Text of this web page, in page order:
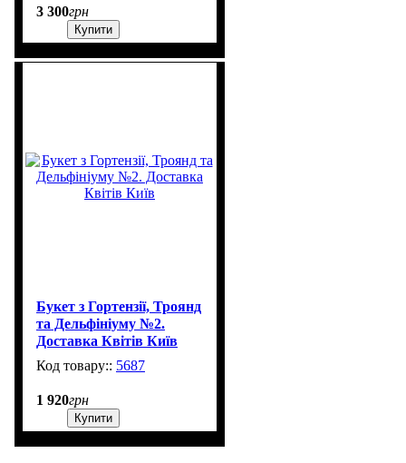
3 300грн
Купити
Букет з Гортензії, Троянд
та Дельфініуму №2.
Доставка Квітів Київ
5687
1 920грн
Купити